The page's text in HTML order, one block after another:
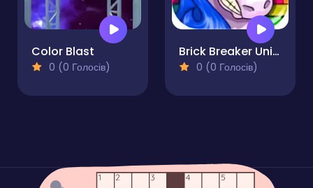
Color Blast
0 (0 Голосів)
Brick Breaker Unicorn
0 (0 Голосів)